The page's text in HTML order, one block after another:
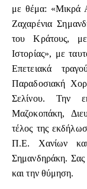
με θέμα: «Μικρά
Ζαχαρένια
του Κράτους,
Ιστορίας», με
Επετειακά
Παραδοσιακή
Σελίνου. Την
Μαζοκοπάκη,
τέλος της
Π.Ε. Χανίων
Σημανδηράκη. Σας
και την θύμηση.